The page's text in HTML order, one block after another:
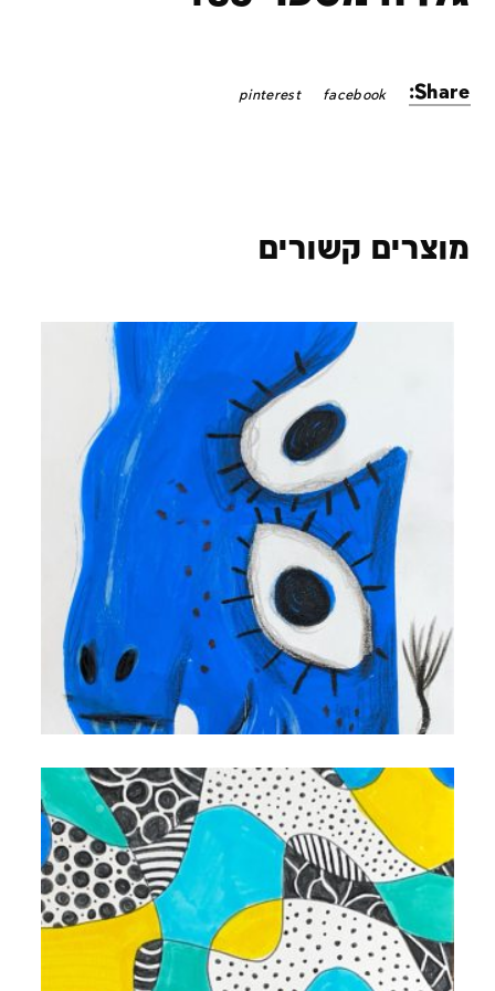
Share:
facebook
pinterest
מוצרים קשורים